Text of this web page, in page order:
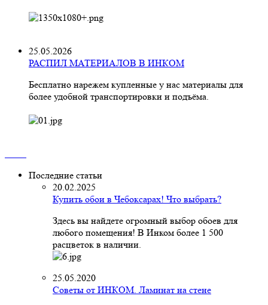
25.05.2026
РАСПИЛ МАТЕРИАЛОВ В ИНКОМ
Бесплатно нарежем купленные у нас материалы для
более удобной транспортировки и подъёма.
Последние статьи
20.02.2025
Купить обои в Чебоксарах! Что выбрать?
Здесь вы найдете огромный выбор обоев для
любого помещения! В Инком более 1 500
расцветок в наличии.
25.05.2020
Советы от ИНКОМ. Ламинат на стене